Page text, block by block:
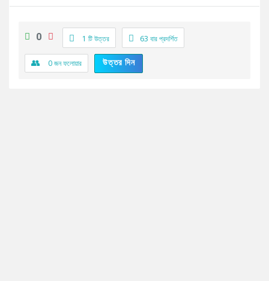
0 1 টি উত্তর 63 বার প্রদর্শিত
0জন ফলোয়ার উত্তর দিন